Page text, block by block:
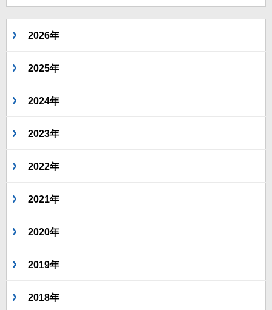
2026年
2025年
2024年
2023年
2022年
2021年
2020年
2019年
2018年